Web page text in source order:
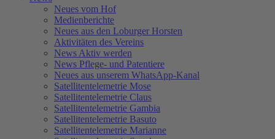
Neues vom Hof
Medienberichte
Neues aus den Loburger Horsten
Aktivitäten des Vereins
News Aktiv werden
News Pflege- und Patentiere
Neues aus unserem WhatsApp-Kanal
Satellitentelemetrie Mose
Satellitentelemetrie Claus
Satellitentelemetrie Gambia
Satellitentelemetrie Basuto
Satellitentelemetrie Marianne